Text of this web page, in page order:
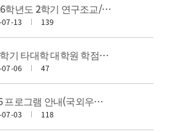
[장학](재학생)2026학년도 2학기 연구조교/수업조교 추천서 제출 안내
13 139
[학점교류] 2026-2학기 타대학 대학원 학점교류 수학 안내(서울대, 제주대, 충북대)
06 47
[4단계 BK21] 2026 프로그램 안내(국외우수대학원생 유치 프로그램, PKNU Global 역량강화 프로그램, 취업 및 면접 교육 프로그램)
03 118